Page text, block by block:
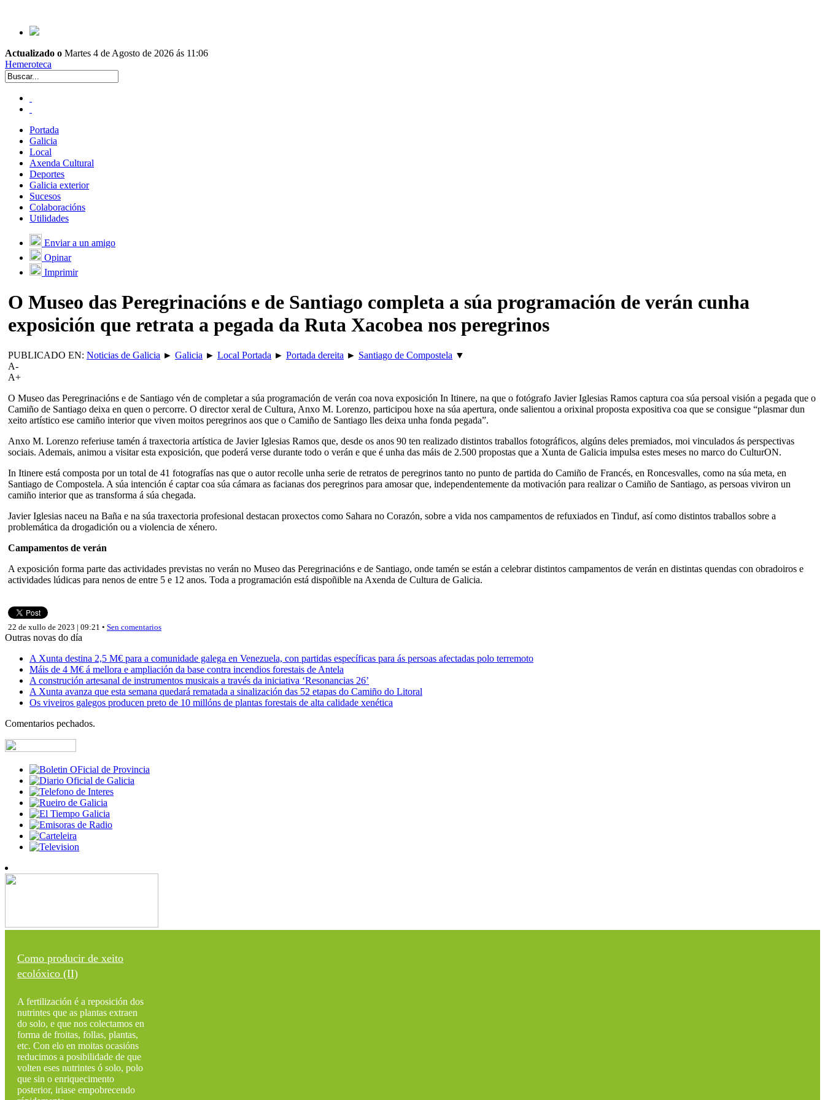
Actualizado o Martes 4 de Agosto de 2026 ás 11:06
Hemeroteca
Portada
Galicia
Local
Axenda Cultural
Deportes
Galicia exterior
Sucesos
Colaboracións
Utilidades
Enviar a un amigo
Opinar
Imprimir
O Museo das Peregrinacións e de Santiago completa a súa programación de verán cunha
exposición que retrata a pegada da Ruta Xacobea nos peregrinos
PUBLICADO EN: Noticias de Galicia ► Galicia ► Local Portada ► Portada dereita ► Santiago de Compostela ▼
A-
A+
O Museo das Peregrinacións e de Santiago vén de completar a súa programación de verán coa nova exposición In Itinere, na que o fotógrafo Javier Iglesias Ramos captura coa súa persoal visión a pegada que o
Camiño de Santiago deixa en quen o percorre. O director xeral de Cultura, Anxo M. Lorenzo, participou hoxe na súa apertura, onde salientou a orixinal proposta expositiva coa que se consigue “plasmar dun
xeito artístico ese camiño interior que viven moitos peregrinos aos que o Camiño de Santiago lles deixa unha fonda pegada”.
Anxo M. Lorenzo referiuse tamén á traxectoria artística de Javier Iglesias Ramos que, desde os anos 90 ten realizado distintos traballos fotográficos, algúns deles premiados, moi vinculados ás perspectivas
sociais. Ademais, animou a visitar esta exposición, que poderá verse durante todo o verán e que é unha das máis de 2.500 propostas que a Xunta de Galicia impulsa estes meses no marco do CulturON.
In Itinere está composta por un total de 41 fotografías nas que o autor recolle unha serie de retratos de peregrinos tanto no punto de partida do Camiño de Francés, en Roncesvalles, como na súa meta, en
Santiago de Compostela. A súa intención é captar coa súa cámara as facianas dos peregrinos para amosar que, independentemente da motivación para realizar o Camiño de Santiago, as persoas viviron un
camiño interior que as transforma á súa chegada.
Javier Iglesias naceu na Baña e na súa traxectoria profesional destacan proxectos como Sahara no Corazón, sobre a vida nos campamentos de refuxiados en Tinduf, así como distintos traballos sobre a
problemática da drogadición ou a violencia de xénero.
Campamentos de verán
A exposición forma parte das actividades previstas no verán no Museo das Peregrinacións e de Santiago, onde tamén se están a celebrar distintos campamentos de verán en distintas quendas con obradoiros e
actividades lúdicas para nenos de entre 5 e 12 anos. Toda a programación está dispoñible na Axenda de Cultura de Galicia.
22 de xullo de 2023 | 09:21 • Sen comentarios
Outras novas do día
A Xunta destina 2,5 M€ para a comunidade galega en Venezuela, con partidas específicas para ás persoas afectadas polo terremoto
Máis de 4 M€ á mellora e ampliación da base contra incendios forestais de Antela
A construción artesanal de instrumentos musicais a través da iniciativa ‘Resonancias 26’
A Xunta avanza que esta semana quedará rematada a sinalización das 52 etapas do Camiño do Litoral
Os viveiros galegos producen preto de 10 millóns de plantas forestais de alta calidade xenética
Comentarios pechados.
Como producir de xeito
ecolóxico (II)
A fertilización é a reposición dos
nutrintes que as plantas extraen
do solo, e que nos colectamos en
forma de froitas, follas, plantas,
etc. Con elo en moitas ocasións
reducimos a posibilidade de que
volten eses nutrintes ó solo, polo
que sin o enriquecimento
posterior, iriase empobrecendo